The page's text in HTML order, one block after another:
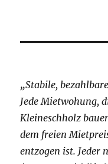
„Stabile,
Jede Mietwohung,
Kleineschholz
dem freien
entzogen ist. Jeder